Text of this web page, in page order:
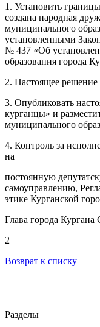
1. Установить
создана народная
муниципального
установленными
№ 437 «Об
образования города
2. Настоящее решение
3. Опубликовать
курганцы» и
муниципального
4. Контроль за
на
постоянную
самоуправлению,
этике Курганской
Глава города
2
Возврат к списку
Разделы